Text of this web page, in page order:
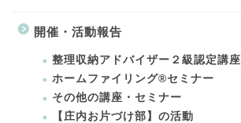
開催・活動報告
整理収納アドバイザー２級認定講座
ホームファイリング®セミナー
その他の講座・セミナー
【庄内お片づけ部】の活動